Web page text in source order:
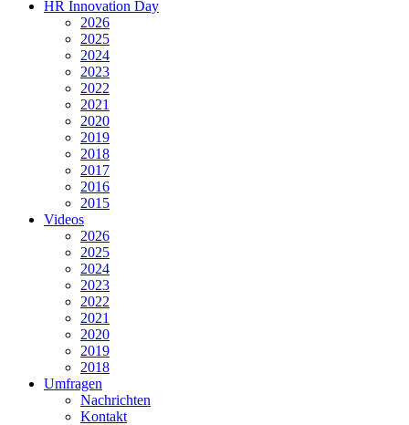
HR Innovation Day
2026
2025
2024
2023
2022
2021
2020
2019
2018
2017
2016
2015
Videos
2026
2025
2024
2023
2022
2021
2020
2019
2018
Umfragen
Nachrichten
Kontakt